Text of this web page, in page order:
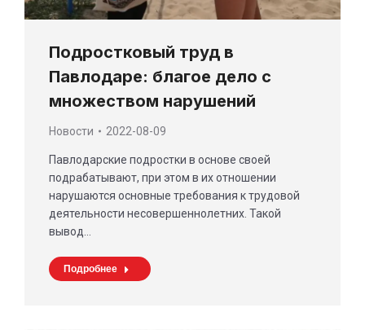
Подростковый труд в
Павлодаре: благое дело с
множеством нарушений
Новости 2022-08-09
Павлодарские подростки в основе своей
подрабатывают, при этом в их отношении
нарушаются основные требования к трудовой
деятельности несовершеннолетних. Такой
вывод…
Подробнее